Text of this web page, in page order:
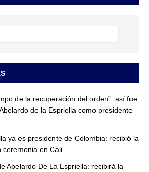
de la recuperación del orden”: así fue
de la Espriella como presidente
ya es presidente de Colombia: recibió la
ceremonia en Cali
Abelardo De La Espriella: recibirá la